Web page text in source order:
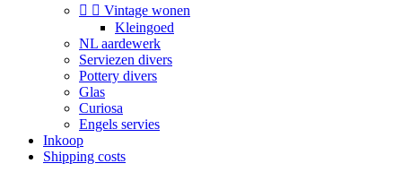
  Vintage wonen
Kleingoed
NL aardewerk
Serviezen divers
Pottery divers
Glas
Curiosa
Engels servies
Inkoop
Shipping costs